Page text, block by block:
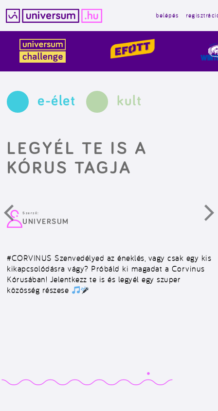
tartalomba
belépés
e-élet kult
LEGYÉL TE IS A
KÓRUS TAGJA
Szerző:
UNIVERSUM
#CORVINUS Szenvedélyed az éneklés, vagy csak egy kis
kikapcsolódásra vágy? Próbáld ki magadat a Corvinus
Kórusában! Jelentkezz te is és legyél egy szuper
közösség részese